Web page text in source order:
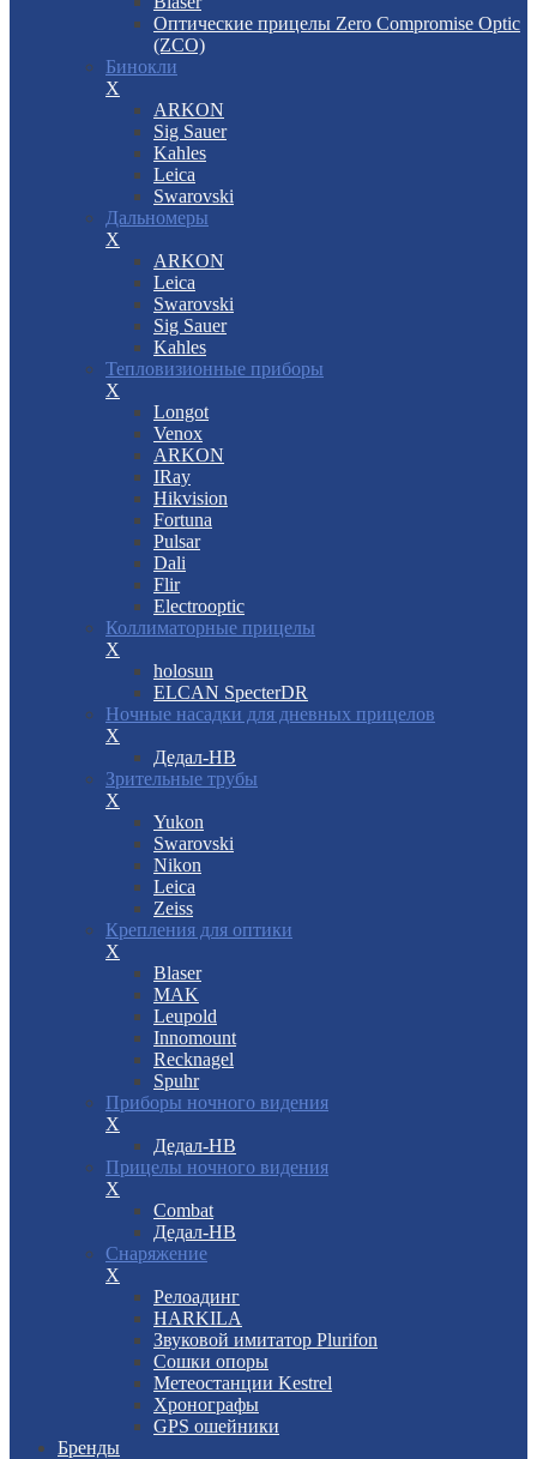
Оптические прицелы Zero Compromise Optic
(ZCO)
Бинокли
X
ARKON
Sig Sauer
Kahles
Leica
Swarovski
Дальномеры
X
ARKON
Leica
Swarovski
Sig Sauer
Kahles
Тепловизионные приборы
X
Longot
Venox
ARKON
IRay
Hikvision
Fortuna
Pulsar
Dali
Flir
Electrooptic
Коллиматорные прицелы
X
holosun
ELCAN SpecterDR
Ночные насадки для дневных прицелов
X
Дедал-НВ
Зрительные трубы
X
Yukon
Swarovski
Nikon
Leica
Zeiss
Крепления для оптики
X
Blaser
MAK
Leupold
Innomount
Recknagel
Spuhr
Приборы ночного видения
X
Дедал-НВ
Прицелы ночного видения
X
Combat
Дедал-НВ
Снаряжение
X
Релоадинг
HARKILA
Звуковой имитатор Plurifon
Сошки опоры
Метеостанции Kestrel
Хронографы
GPS ошейники
Бренды